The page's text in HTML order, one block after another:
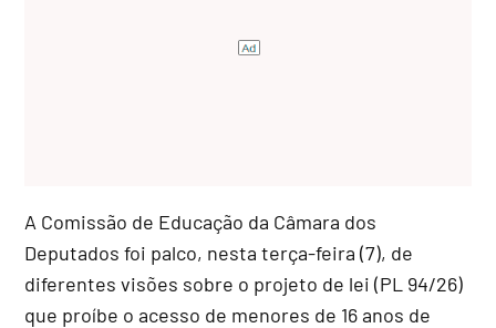
A Comissão de Educação da Câmara dos
Deputados foi palco, nesta terça-feira (7), de
diferentes visões sobre o projeto de lei (PL 94/26)
que proíbe o acesso de menores de 16 anos de